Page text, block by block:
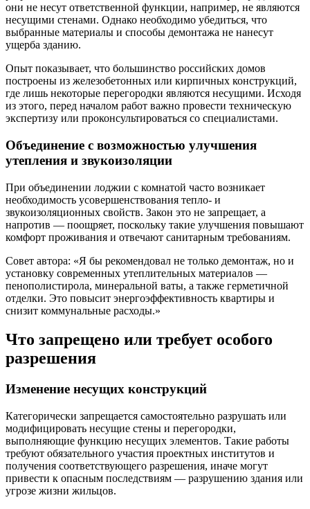
они не несут ответственной функции, например, не являются
несущими стенами. Однако необходимо убедиться, что
выбранные материалы и способы демонтажа не нанесут
ущерба зданию.
Опыт показывает, что большинство российских домов
построены из железобетонных или кирпичных конструкций,
где лишь некоторые перегородки являются несущими. Исходя
из этого, перед началом работ важно провести техническую
экспертизу или проконсультироваться со специалистами.
Объединение с возможностью улучшения
утепления и звукоизоляции
При объединении лоджии с комнатой часто возникает
необходимость усовершенствования тепло- и
звукоизоляционных свойств. Закон это не запрещает, а
напротив — поощряет, поскольку такие улучшения повышают
комфорт проживания и отвечают санитарным требованиям.
Совет автора: «Я бы рекомендовал не только демонтаж, но и
установку современных утеплительных материалов —
пенополистирола, минеральной ваты, а также герметичной
отделки. Это повысит энергоэффективность квартиры и
снизит коммунальные расходы.»
Что запрещено или требует особого
разрешения
Изменение несущих конструкций
Категорически запрещается самостоятельно разрушать или
модифицировать несущие стены и перегородки,
выполняющие функцию несущих элементов. Такие работы
требуют обязательного участия проектных институтов и
получения соответствующего разрешения, иначе могут
привести к опасным последствиям — разрушению здания или
угрозе жизни жильцов.